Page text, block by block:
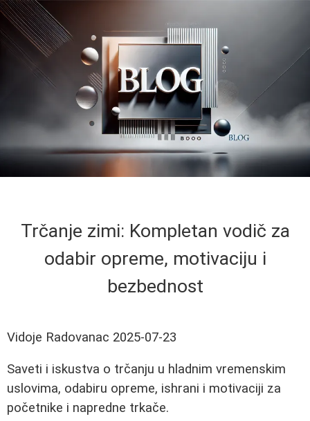
Trčanje zimi: Kompletan vodič za
odabir opreme, motivaciju i
bezbednost
Vidoje Radovanac 2025-07-23
Saveti i iskustva o trčanju u hladnim vremenskim
uslovima, odabiru opreme, ishrani i motivaciji za
početnike i napredne trkače.